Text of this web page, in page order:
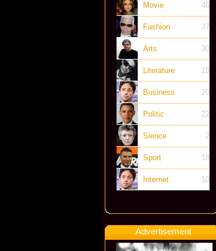
Movie 46
Fashion 37
Arts 30
Literature 15
Business 20
Politic 22
Sience 2
Sport 18
Internet 10
Advertisement